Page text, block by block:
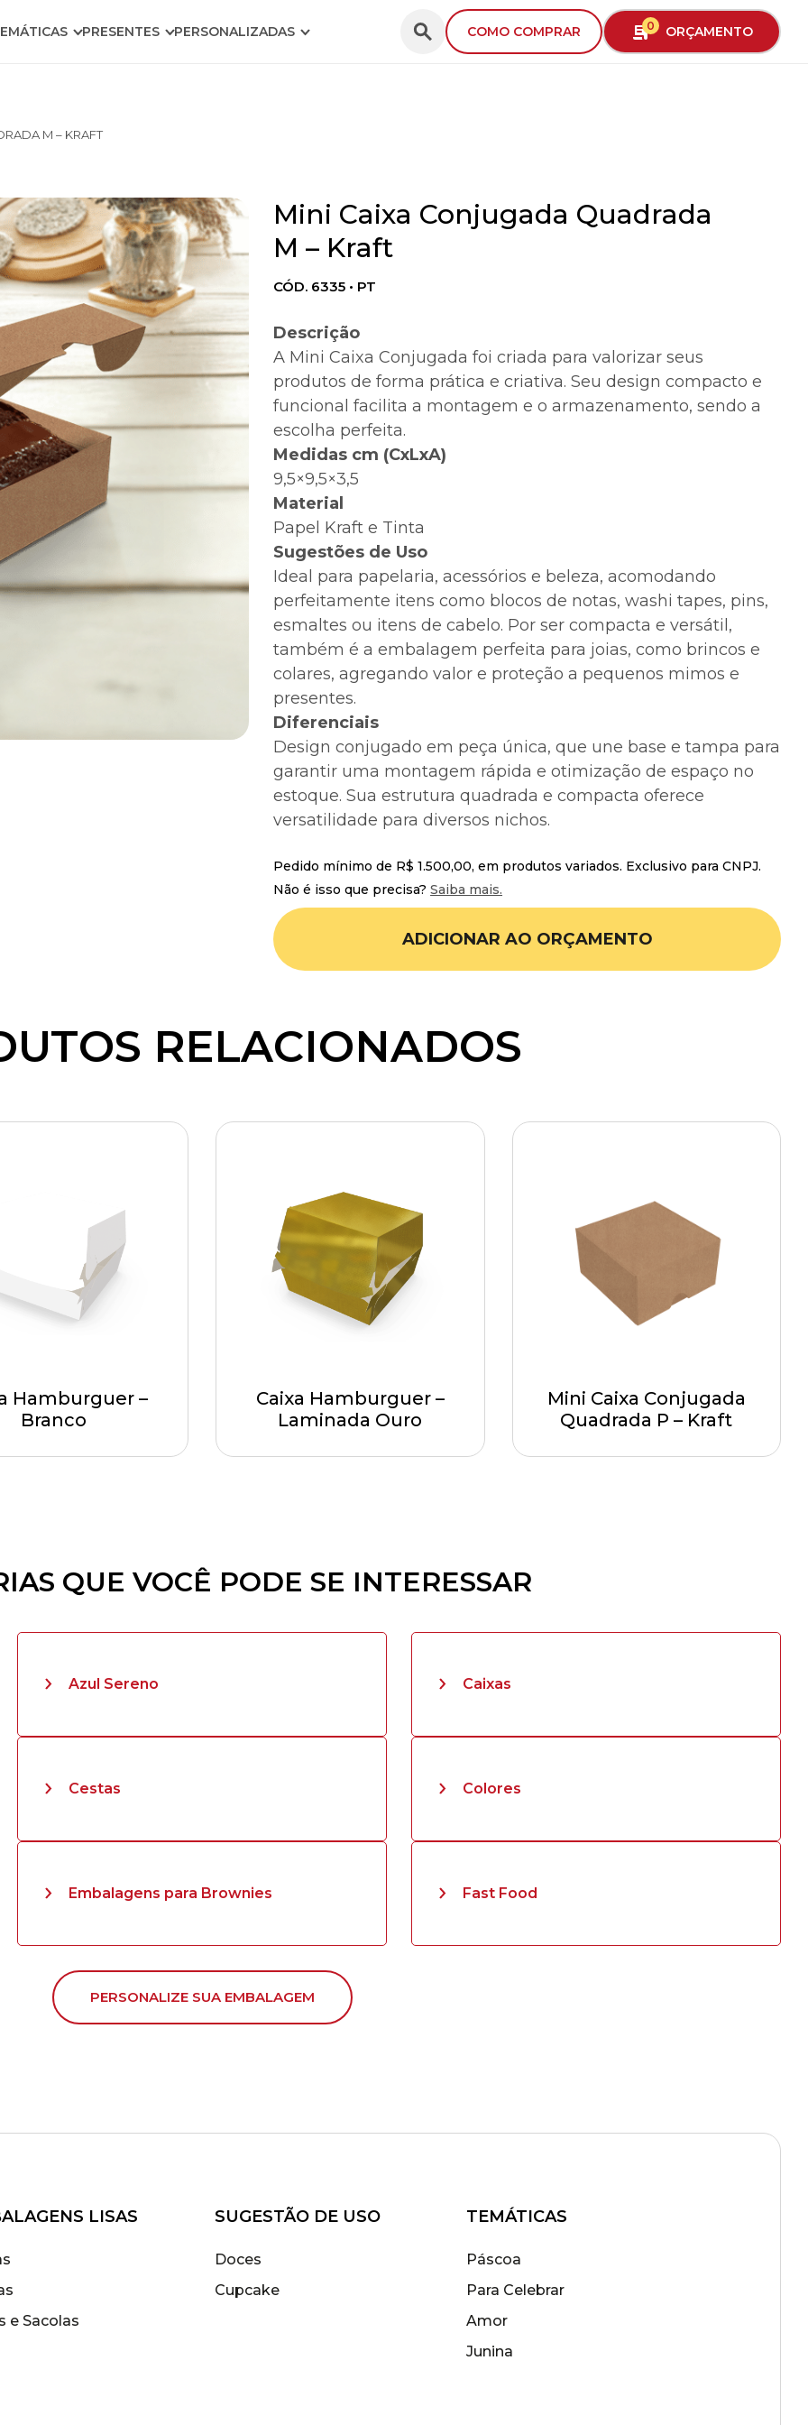
PRESENTES PERSONALIZADAS COMO COMPRAR 0 ORÇAMENTO
M – KRAFT
Mini Caixa Conjugada Quadrada
M – Kraft
CÓD. 6335 • PT
Descrição
A Mini Caixa Conjugada foi criada para valorizar seus
produtos de forma prática e criativa. Seu design compacto e
funcional facilita a montagem e o armazenamento, sendo a
escolha perfeita.
Medidas cm (CxLxA)
9,5×9,5×3,5
Material
Papel Kraft e Tinta
Sugestões de Uso
Ideal para papelaria, acessórios e beleza, acomodando
perfeitamente itens como blocos de notas, washi tapes, pins,
esmaltes ou itens de cabelo. Por ser compacta e versátil,
também é a embalagem perfeita para joias, como brincos e
colares, agregando valor e proteção a pequenos mimos e
presentes.
Diferenciais
Design conjugado em peça única, que une base e tampa para
garantir uma montagem rápida e otimização de espaço no
estoque. Sua estrutura quadrada e compacta oferece
versatilidade para diversos nichos.
Pedido mínimo de R$ 1.500,00, em produtos variados. Exclusivo para CNPJ.
Não é isso que precisa?Saiba mais.
ADICIONAR AO ORÇAMENTO
RELACIONADOS
Hamburguer –
Branco
Caixa Hamburguer –
Laminada Ouro
Mini Caixa Conjugada
Quadrada P – Kraft
QUE VOCÊ PODE SE INTERESSAR
Azul Sereno Caixas
Cestas Colores
Embalagens para Brownies Fast Food
PERSONALIZE SUA EMBALAGEM
LISAS
e Sacolas
SUGESTÃO DE USO
Doces
Cupcake
TEMÁTICAS
Páscoa
Para Celebrar
Amor
Junina